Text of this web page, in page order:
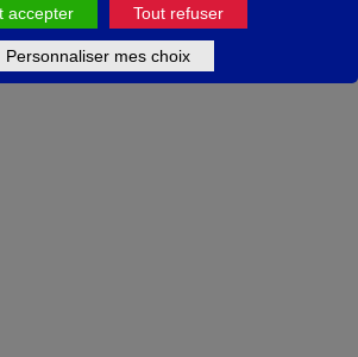
accepter Tout refuser
Personnaliser mes choix